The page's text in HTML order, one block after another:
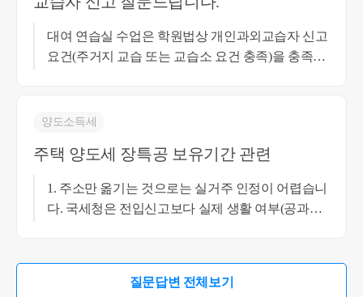
대여 연습실 수업은 학원법상 개인과외교습자 신고
요건(주거지 교습 또는 교습소 요건 충족)을 충족하
연 매출 규모가 크지 않다면 간이과세자로 등록하
진행하시는 게 현실적인 상황이십니다. 좋은 하루
세요.
양도소득세
주택 양도세 장특공 보유기간 관련
1. 주소만 옮기는 것으로는 실거주 인정이 어렵습니
다. 국세청은 전입신고보다 실제 생활 여부(공과금,
실거주로 인정받기 어렵습니다. 세법상 거주는 "주
질문답변 전체보기